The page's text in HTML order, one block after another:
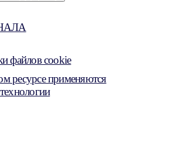
файлов cookie
ресурсе применяются